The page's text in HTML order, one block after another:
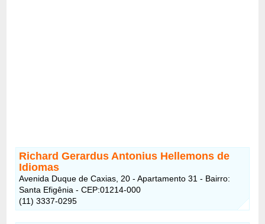
Richard Gerardus Antonius Hellemons de
Idiomas
Avenida Duque de Caxias, 20 - Apartamento 31 - Bairro:
Santa Efigênia - CEP:01214-000
(11) 3337-0295